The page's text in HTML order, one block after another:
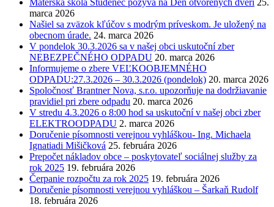
Materská škola Studenec pozýva na Deň otvorených dverí 25.
marca 2026
Našiel sa zväzok kľúčov s modrým príveskom. Je uložený na
obecnom úrade. 24. marca 2026
V pondelok 30.3.2026 sa v našej obci uskutoční zber
NEBEZPEČNÉHO ODPADU 20. marca 2026
Informujeme o zbere VEĽKOOBJEMNÉHO
ODPADU:27.3.2026 – 30.3.2026 (pondelok) 20. marca 2026
Spoločnosť Brantner Nova, s.r.o. upozorňuje na dodržiavanie
pravidiel pri zbere odpadu 20. marca 2026
V stredu 4.3.2026 o 8:00 hod sa uskutoční v našej obci zber
ELEKTROODPADU 2. marca 2026
Doručenie písomnosti verejnou vyhláškou- Ing. Michaela
Ignatiadi Mišičková 25. februára 2026
Prepočet nákladov obce – poskytovateľ sociálnej služby za
rok 2025 19. februára 2026
Čerpanie rozpočtu za rok 2025 19. februára 2026
Doručenie písomnosti verejnou vyhláškou – Šarkaň Rudolf
18. februára 2026